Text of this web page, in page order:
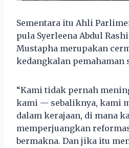
Sementara itu Ahli
pula Syerleena Abdul
Mustapha merupakan
kedangkalan pemahaman
“Kami tidak pernah
kami — sebaliknya, kami
dalam kerajaan, di mana
memperjuangkan
bermakna. Dan jika itu